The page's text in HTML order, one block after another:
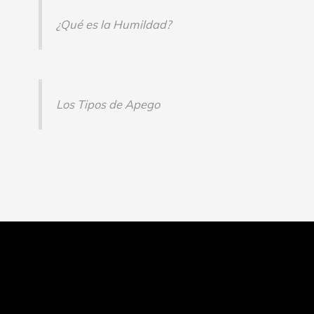
¿Qué es la Humildad?
Los Tipos de Apego